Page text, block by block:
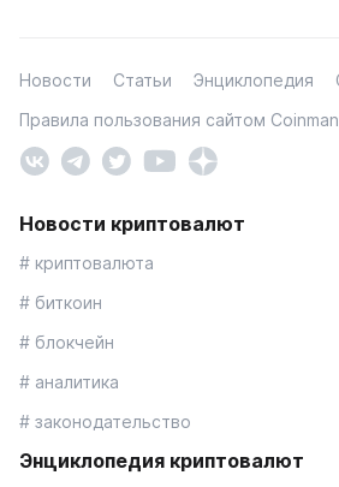
Новости Статьи Энциклопедия
Правила пользования сайтом
Новости криптовалют
# криптовалюта
# биткоин
# блокчейн
# аналитика
# законодательство
Энциклопедия криптовалют